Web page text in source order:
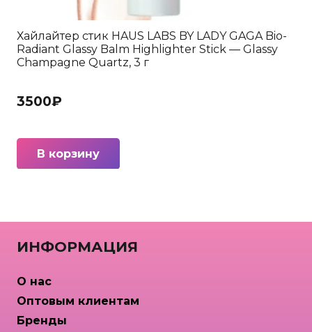
Хайлайтер стик HAUS LABS BY LADY GAGA Bio-
Radiant Glassy Balm Highlighter Stick — Glassy
Champagne Quartz, 3 г
3500₽
В корзину
ИНФОРМАЦИЯ
О нас
Оптовым клиентам
Бренды